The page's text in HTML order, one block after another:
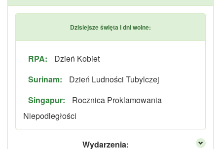
Dzisiejsze święta i dni wolne:
RPA:
Dzień Kobiet
Surinam:
Dzień Ludności Tubylczej
Singapur:
Rocznica Proklamowania
Niepodległości
Wydarzenia: